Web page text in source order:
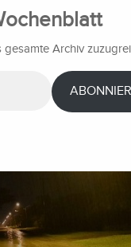
Archiv